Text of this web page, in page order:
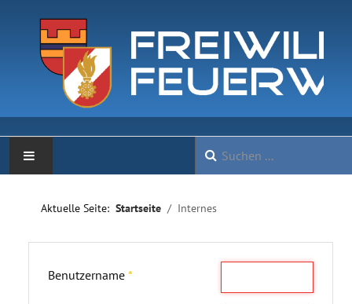
JUGEND
Aktuelle Seite: Startseite Internes
Benutzername *